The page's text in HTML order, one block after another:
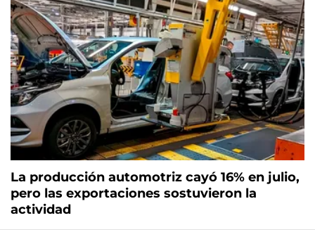
La producción automotriz cayó 16% en julio,
pero las exportaciones sostuvieron la
actividad